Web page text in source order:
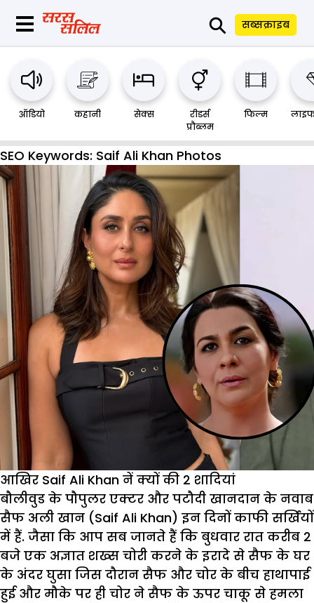
⚲ सब्सक्राइब
ऑडियो कहानी सेक्स
रीडर्स
प्रौब्लम
फिल्म
SEO Keywords: Saif Ali Khan Photos
आखिर Saif Ali Khan नें क्यों की 2 शादियां
बौलीवुड के पौपुलर एक्टर और पटौदी खानदान के नवाब
सैफ अली खान (Saif Ali Khan) इन दिनों काफी सर्खियों
में हैं. जैसा कि आप सब जानते हैं कि बुधवार रात करीब 2
बजे एक अज्ञात शख्स चोरी करने के इरादे से सैफ के घर
के अंदर घुसा जिस दौरान सैफ और चोर के बीच हाथापाई
हुई और मौके पर ही चोर ने सैफ के ऊपर चाकू से हमला